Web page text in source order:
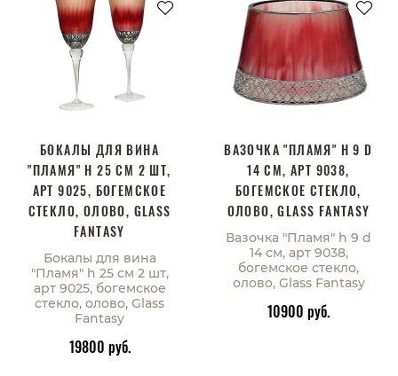
БОКАЛЫ ДЛЯ ВИНА
"ПЛАМЯ" H 25 СМ 2 ШТ,
АРТ 9025, БОГЕМСКОЕ
СТЕКЛО, ОЛОВО, GLASS
FANTASY
Бокалы для вина
"Пламя" h 25 см 2 шт,
арт 9025, богемское
стекло, олово, Glass
Fantasy
19800 руб.
ВАЗОЧКА "ПЛАМЯ" H 9 D
14 СМ, АРТ 9038,
БОГЕМСКОЕ СТЕКЛО,
ОЛОВО, GLASS FANTASY
Вазочка "Пламя" h 9 d
14 см, арт 9038,
богемское стекло,
олово, Glass Fantasy
10900 руб.